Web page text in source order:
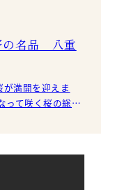
の名品 八重
満開を迎えま
って咲く桜の総称